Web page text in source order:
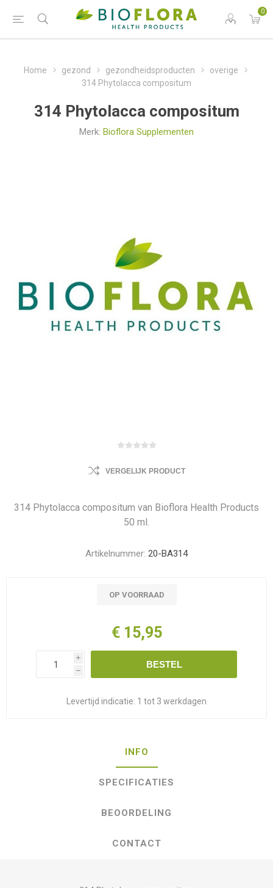
0
Home gezond gezondheidsproducten
overige
314 Phytolacca compositum
314 Phytolacca compositum
Merk: Bioflora Supplementen
VERGELIJK PRODUCT
314 Phytolacca compositum van Bioflora Health Products
50 ml.
Artikelnummer: 20-BA314
OP VOORRAAD
€ 15,95
i
h
BESTEL
Levertijd indicatie: 1 tot 3 werkdagen
INFO
SPECIFICATIES
BEOORDELING
CONTACT